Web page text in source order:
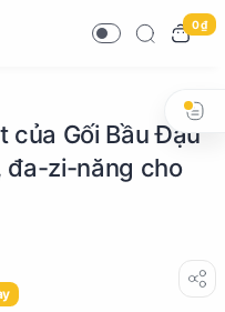
0 ₫
của Gối Bầu Đậu
đa-zi-năng cho